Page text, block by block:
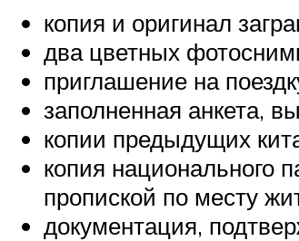
копия и оригинал
два цветных
приглашение на
заполненная анкета,
копии предыдущих
копия национального
пропиской по месту
документация,